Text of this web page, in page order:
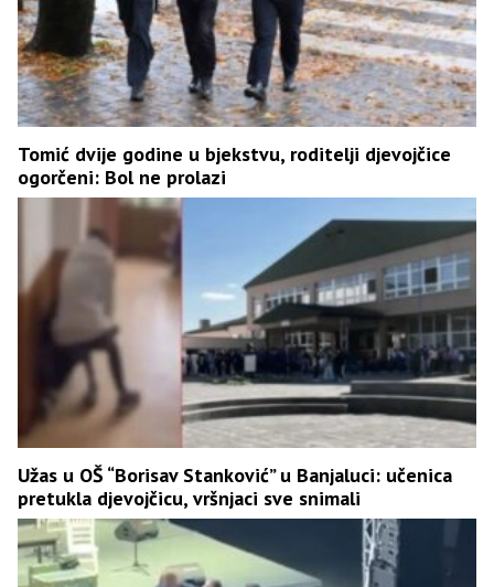
Tomić dvije godine u bjekstvu, roditelji djevojčice
ogorčeni: Bol ne prolazi
Užas u OŠ “Borisav Stanković” u Banjaluci: učenica
pretukla djevojčicu, vršnjaci sve snimali